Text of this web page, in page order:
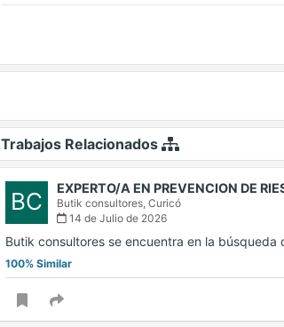
Trabajos Relacionados
BC EXPERTO/A EN PREVENCION DE
Butik consultores, Curicó
14 de Julio de 2026
Butik consultores se encuentra en la
100% Similar